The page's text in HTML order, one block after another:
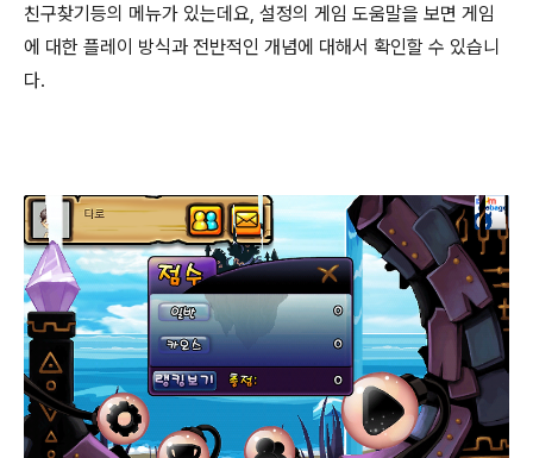
친구찾기등의 메뉴가 있는데요, 설정의 게임 도움말을 보면 게임
에 대한 플레이 방식과 전반적인 개념에 대해서 확인할 수 있습니
다.